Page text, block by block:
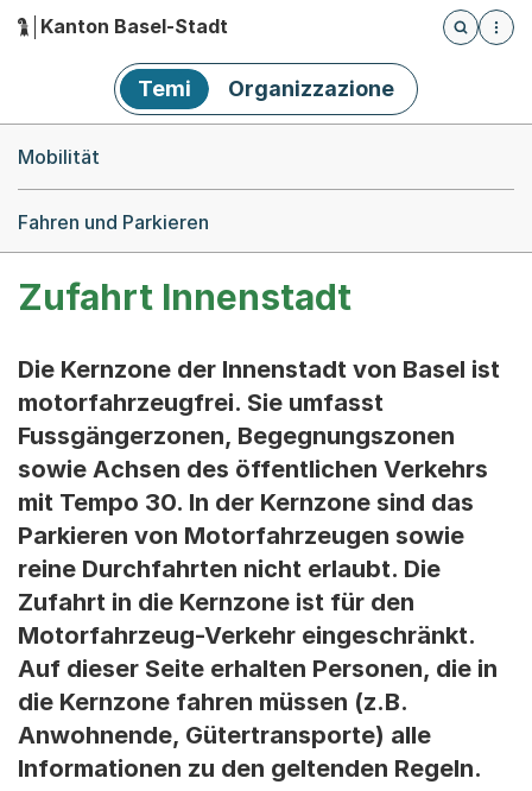
Hauptnavigation
Kanton Basel-Stadt
Öffnet
Temi Organizzazione
Mobilität
Fahren und Parkieren
Zufahrt Innenstadt
Die Kernzone der Innenstadt von Basel ist
motorfahrzeugfrei. Sie umfasst
Fussgängerzonen, Begegnungszonen
sowie Achsen des öffentlichen Verkehrs
mit Tempo 30. In der Kernzone sind das
Parkieren von Motorfahrzeugen sowie
reine Durchfahrten nicht erlaubt. Die
Zufahrt in die Kernzone ist für den
Motorfahrzeug-Verkehr eingeschränkt.
Auf dieser Seite erhalten Personen, die in
die Kernzone fahren müssen (z.B.
Anwohnende, Gütertransporte) alle
Informationen zu den geltenden Regeln.